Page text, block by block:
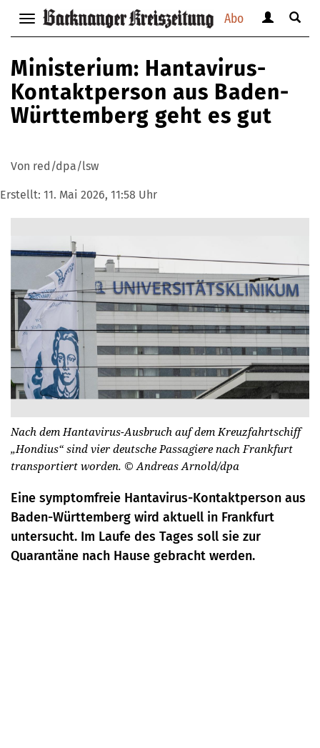
Abo
Navigation
anzeigen
bzw.
verbergen
anzeigen
verbergen
Suche
Ministerium: Hantavirus-
Kontaktperson aus Baden-
Württemberg geht es gut
Von red/dpa/lsw
Erstellt: 11. Mai 2026, 11:58 Uhr
Nach dem Hantavirus-Ausbruch auf dem Kreuzfahrtschiff
„Hondius“ sind vier deutsche Passagiere nach Frankfurt
transportiert worden. © Andreas Arnold/dpa
Eine symptomfreie Hantavirus-Kontaktperson aus
Baden-Württemberg wird aktuell in Frankfurt
untersucht. Im Laufe des Tages soll sie zur
Quarantäne nach Hause gebracht werden.